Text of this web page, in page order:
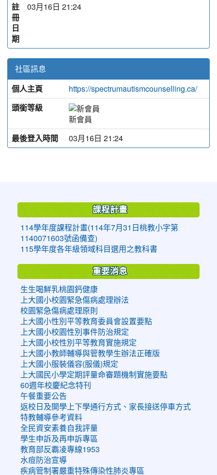
註
冊
日
期
03月16日 21:24
社區訊息
個人主頁
https://spectrumautismcounselling.ca/
頭銜等級
新會員
最後登入時間
03月16日 21:24
課程計畫
114學年度課程計畫(114年7月31日桃教小字第
1140071603號函備查)
115學年度各年級領域科目選用之教科書
重要消息
生生喝鮮乳桃園鈣健康
上大國小校園緊急傷病處理辦法
校園緊急傷病處理原則
上大國小性別平等教育委員會設置要點
上大國小校園性別事件防治規定
上大國小校性別平等教育實施規定
上大國小教師輔導與管教學生辦法正確版
上大國小服裝儀容(服儀)規定
上大國民小學定期評量命審題機制實施要點
60週年校慶紀念特刊
午餐重要公告
返校日及開學上下學通行方式、家長接送停車方式
特教輔導參考資料
全民資安素養自我評量
學生申訴及再申訴專區
教育部反霸凌專線1953
水痘防治宣導
疾病管制署嚴重特殊傳染性肺炎專區